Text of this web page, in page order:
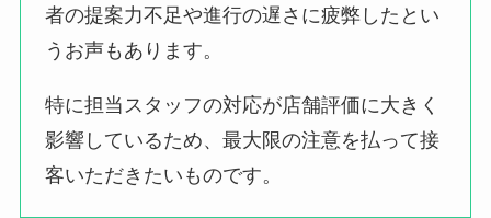
者の提案力不足や進行の遅さに疲弊したとい
うお声もあります。
特に担当スタッフの対応が店舗評価に大きく
影響しているため、最大限の注意を払って接
客いただきたいものです。